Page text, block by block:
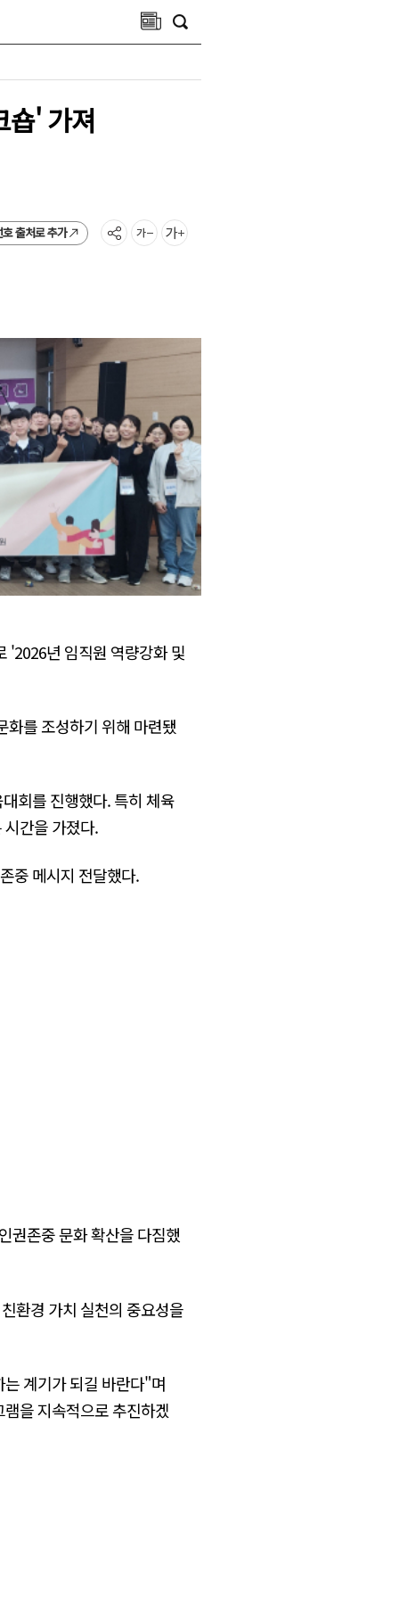
숍' 가져
출처로 추가
'2026년 임직원 역량강화 및
화를 조성하기 위해 마련됐
회를 진행했다. 특히 체육
간을 가졌다.
중 메시지 전달했다.
권존중 문화 확산을 다짐했
환경 가치 실천의 중요성을
계기가 되길 바란다"며
을 지속적으로 추진하겠